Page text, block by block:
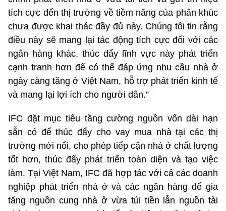
tích cực đến thị trường về tiềm năng của phân khúc
chưa được khai thác đầy đủ này. Chúng tôi tin rằng
điều này sẽ mang lại tác động tích cực đối với các
ngân hàng khác, thúc đẩy lĩnh vực này phát triển
cạnh tranh hơn để có thể đáp ứng nhu cầu nhà ở
ngày càng tăng ở Việt Nam, hỗ trợ phát triển kinh tế
và mang lại lợi ích cho người dân.”
IFC đặt mục tiêu tăng cường nguồn vốn dài hạn
sẵn có để thúc đẩy cho vay mua nhà tại các thị
trường mới nổi, cho phép tiếp cận nhà ở chất lượng
tốt hơn, thúc đẩy phát triển toàn diện và tạo việc
làm. Tại Việt Nam, IFC đã hợp tác với cả các doanh
nghiệp phát triển nhà ở và các ngân hàng để gia
tăng nguồn cung nhà ở vừa túi tiền lẫn nguồn tài